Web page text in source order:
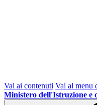
Vai ai contenuti Vai al menu
Ministero dell'Istruzione e